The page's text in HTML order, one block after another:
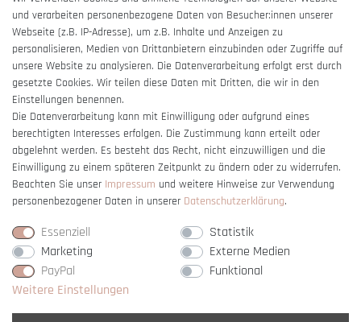
Impressum
Barrierefreiheitserklärung
Vertrag widerrufen
und verarbeiten personenbezogene Daten von Besucher:innen unserer
Webseite (z.B. IP-Adresse), um z.B. Inhalte und Anzeigen zu
personalisieren, Medien von Drittanbietern einzubinden oder Zugriffe auf
unsere Website zu analysieren. Die Datenverarbeitung erfolgt erst durch
gesetzte Cookies. Wir teilen diese Daten mit Dritten, die wir in den
Einstellungen benennen.
Die Datenverarbeitung kann mit Einwilligung oder aufgrund eines
berechtigten Interesses erfolgen. Die Zustimmung kann erteilt oder
abgelehnt werden. Es besteht das Recht, nicht einzuwilligen und die
Einwilligung zu einem späteren Zeitpunkt zu ändern oder zu widerrufen.
Beachten Sie unser Impressum und weitere Hinweise zur Verwendung
personenbezogener Daten in unserer Daten­schutz­erklärung.
Essenziell
Statistik
Marketing
Externe Medien
PayPal
Funktional
Weitere Einstellungen